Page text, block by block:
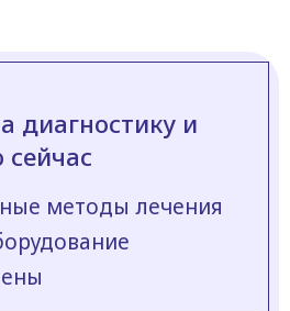
диагностику и
методы лечения